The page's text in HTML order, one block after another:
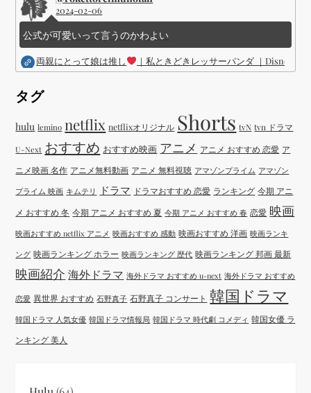
2024-02-06
公式が可愛いって言うのかわよい
両親にとって娘は推し ｜私ときどきレッサーパンダ ｜Disney (
タグ
hulu lemino netflix netflixオリジナル Shorts tvN tvn ドラマ
U-Next おすすめ おすすめ映画 アニメ アニメ おすすめ 恋愛 ア
ニメ映画 名作 アニメ無料動画 アニメ 無料視聴 アマゾンプライム アマゾン
プライム 映画 キムテリ ドラマ ドラマおすすめ 恋愛 ランキング 今期 アニ
メ おすすめ 冬 今期 アニメ おすすめ 夏 今期 アニメ おすすめ 春 恋愛 映画
映画おすすめ netflix アニメ 映画おすすめ 感動 映画おすすめ 洋画 映画ランキ
ング 映画ランキング ホラー 映画ランキング 歴代 映画ランキング 邦画 最新
映画紹介 海外ドラマ 海外ドラマ おすすめ u-next 海外ドラマ おすすめ
恋愛 異世界 おすすめ 石野真子 石野真子 コンサート 韓国ドラマ
韓国ドラマ 人気女優 韓国ドラマ情報局 韓国ドラマ 時代劇 コメディ 韓国女優 ラ
ンキング 美人